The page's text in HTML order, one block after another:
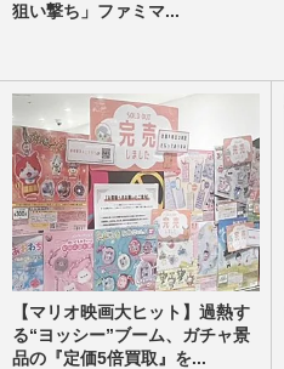
狙い撃ち」ファミマ...
【マリオ映画大ヒット】過熱す
る“ヨッシー”ブーム、ガチャ景
品の『定価5倍買取』を...